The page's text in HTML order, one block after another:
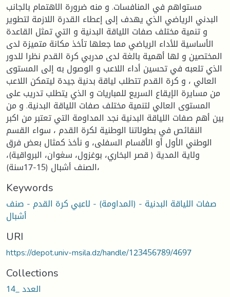
مستواهم في المنافسات. و منه ضرورة الاهتمام بالجانب
البدني الرياضي الذي يهدف إلى إعطاء القدرة اللازمة لتطوير
و تنمية مختلف صفات اللياقة البدنية و التي تمثل القاعدة
الأساسية للأداء الرياضي مما جعلها تأخذ مكانة متميزة لدى
المختصين و لها أهمية بالغة لدى مدربي كرة القدم نظرا للدور
الذي تلعبه في تحسين أداء اللاعب و الوصول به إلى المستوى
العالي ، و كرة القدم تتطلب لياقة بدنية جيدة ليتمكن اللاعب
من مسايرة الإيقاع السريع للمباريات و الذي يتطلب تدريب على
المستوى العالي لتنمية مختلف صفات اللياقة البدنية. و من
بين أهم صفات اللياقة البدنية نجد المداومة التي تعتبر من اكبر
النقائص في بطولاتنا الوطنية لكرة القدم ، سواء القسم
الوطني الأول أو الأقسام السفلى، و نأخذ كمثال بعض فرق
ولاية المدية ( قصر البخاري، بوغزول، سغوان، البرواقية)،
الصنف أشبال (15-17سنة)،
Keywords
صفات اللياقة البدنية - (المداومة) - لاعبي كرة القدم - صنف
أشبال
URI
https://depot.univ-msila.dz/handle/123456789/4697
Collections
العدد _14